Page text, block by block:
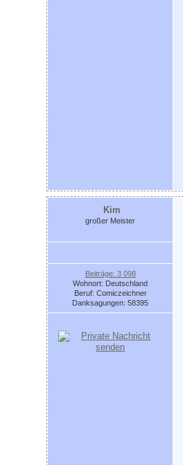
Kim
großer Meister
Beiträge: 3 098
Wohnort: Deutschland
Beruf: Comiczeichner
Danksagungen: 58395